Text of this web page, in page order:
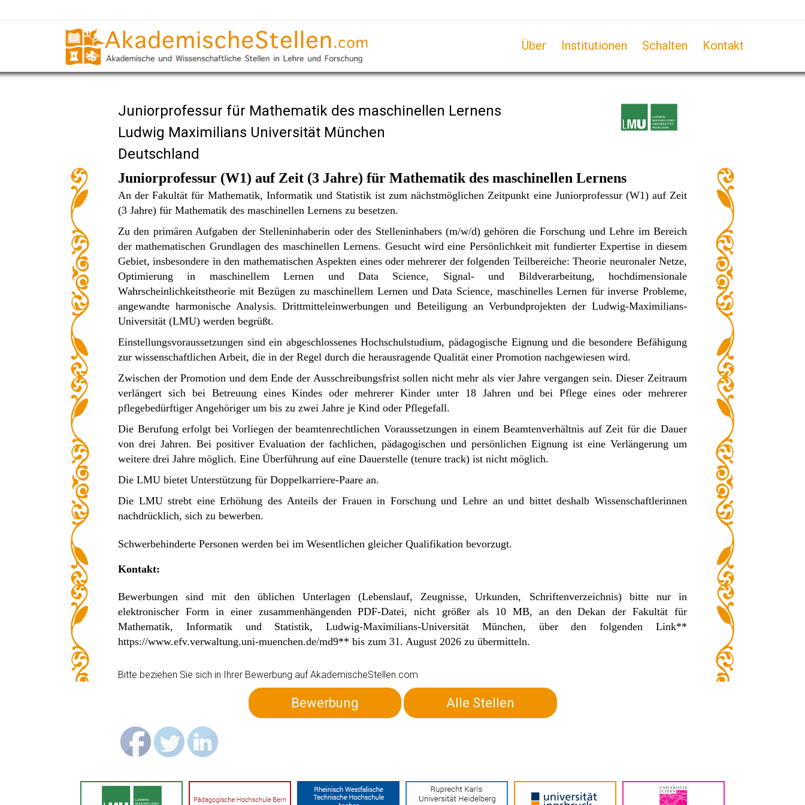
Über Institutionen Schalten Kontakt
Juniorprofessur für Mathematik des maschinellen Lernens
Ludwig Maximilians Universität München
Deutschland
Juniorprofessur (W1) auf Zeit (3 Jahre) für Mathematik des maschinellen Lernens
An der Fakultät für Mathematik, Informatik und Statistik ist zum nächstmöglichen Zeitpunkt eine Juniorprofessur (W1) auf Zeit
(3 Jahre) für Mathematik des maschinellen Lernens zu besetzen.
Zu den primären Aufgaben der Stelleninhaberin oder des Stelleninhabers (m/w/d) gehören die Forschung und Lehre im Bereich
der mathematischen Grundlagen des maschinellen Lernens. Gesucht wird eine Persönlichkeit mit fundierter Expertise in diesem
Gebiet, insbesondere in den mathematischen Aspekten eines oder mehrerer der folgenden Teilbereiche: Theorie neuronaler Netze,
Optimierung in maschinellem Lernen und Data Science, Signal- und Bildverarbeitung, hochdimensionale
Wahrscheinlichkeitstheorie mit Bezügen zu maschinellem Lernen und Data Science, maschinelles Lernen für inverse Probleme,
angewandte harmonische Analysis. Drittmitteleinwerbungen und Beteiligung an Verbundprojekten der Ludwig-Maximilians-
Universität (LMU) werden begrüßt.
Einstellungsvoraussetzungen sind ein abgeschlossenes Hochschulstudium, pädagogische Eignung und die besondere Befähigung
zur wissenschaftlichen Arbeit, die in der Regel durch die herausragende Qualität einer Promotion nachgewiesen wird.
Zwischen der Promotion und dem Ende der Ausschreibungsfrist sollen nicht mehr als vier Jahre vergangen sein. Dieser Zeitraum
verlängert sich bei Betreuung eines Kindes oder mehrerer Kinder unter 18 Jahren und bei Pflege eines oder mehrerer
pflegebedürftiger Angehöriger um bis zu zwei Jahre je Kind oder Pflegefall.
Die Berufung erfolgt bei Vorliegen der beamtenrechtlichen Voraussetzungen in einem Beamtenverhältnis auf Zeit für die Dauer
von drei Jahren. Bei positiver Evaluation der fachlichen, pädagogischen und persönlichen Eignung ist eine Verlängerung um
weitere drei Jahre möglich. Eine Überführung auf eine Dauerstelle (tenure track) ist nicht möglich.
Die LMU bietet Unterstützung für Doppelkarriere-Paare an.
Die LMU strebt eine Erhöhung des Anteils der Frauen in Forschung und Lehre an und bittet deshalb Wissenschaftlerinnen
nachdrücklich, sich zu bewerben.
Schwerbehinderte Personen werden bei im Wesentlichen gleicher Qualifikation bevorzugt.
Kontakt:
Bewerbungen sind mit den üblichen Unterlagen (Lebenslauf, Zeugnisse, Urkunden, Schriftenverzeichnis) bitte nur in
elektronischer Form in einer zusammenhängenden PDF-Datei, nicht größer als 10 MB, an den Dekan der Fakultät für
Mathematik, Informatik und Statistik, Ludwig-Maximilians-Universität München, über den folgenden Link**
https://www.efv.verwaltung.uni-muenchen.de/md9** bis zum 31. August 2026 zu übermitteln.
Bitte beziehen Sie sich in Ihrer Bewerbung auf AkademischeStellen.com
Bewerbung Alle Stellen